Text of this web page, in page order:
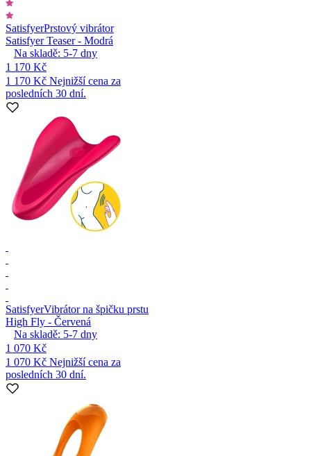
SatisfyerPrstový vibrátor
Satisfyer Teaser - Modrá
Na skladě: 5-7 dny
1 170 Kč
1 170 Kč Nejnižší cena za
posledních 30 dní.
SatisfyerVibrátor na špičku prstu
High Fly - Červená
Na skladě: 5-7 dny
1 070 Kč
1 070 Kč Nejnižší cena za
posledních 30 dní.